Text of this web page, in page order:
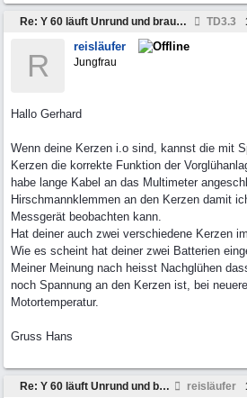
Re: Y 60 läuft Unrund und braucht viel Sprit TD3.3
R
reisläufer
Jungfrau
Hallo Gerhard
Wenn deine Kerzen i.o sind, kannst die mit
Kerzen die korrekte Funktion der
habe lange Kabel an das Multimeter
Hirschmannklemmen an den Kerzen damit
Messgerät beobachten kann.
Hat deiner auch zwei verschiedene Kerzen
Wie es scheint hat deiner zwei Batterien
Meiner Meinung nach heisst Nachglühen
noch Spannung an den Kerzen ist, bei
Motortemperatur.
Gruss Hans
Re: Y 60 läuft Unrund und braucht viel Sprit reisläufer